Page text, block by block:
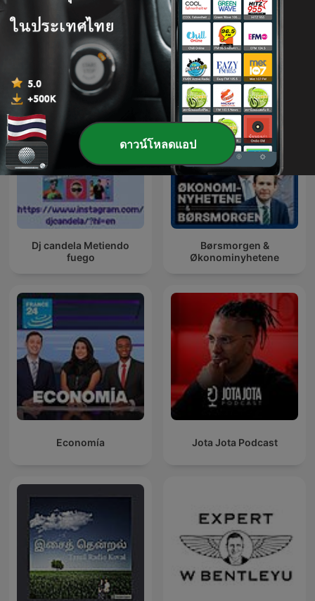
経済ニュース 今日の気に
なる話題
The Exchange
พอดแคสต์ ธุรกิจและการเงินส่วนบุคคล ระหว่าง
ประเทศ
Dj candela Metiendo
fuego
Børsmorgen &
Økonominyhetene
Economía Jota Jota Podcast
ดาวน์โหลดแอป